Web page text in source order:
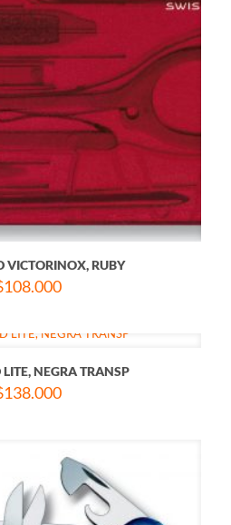
VICTORINOX, RUBY
108.000
NEGRA TRANSP
138.000